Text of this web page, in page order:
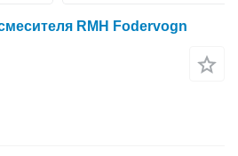
RMH Fodervogn